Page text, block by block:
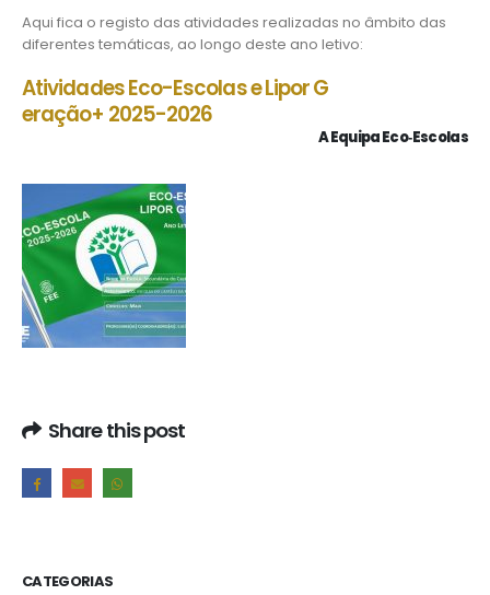
Aqui fica o registo das atividades realizadas no âmbito das
diferentes temáticas, ao longo deste ano letivo:
Atividades Eco-Escolase Lipor G
eração+ 2025-2026
A Equipa Eco‑Escolas
Share this post
CATEGORIAS